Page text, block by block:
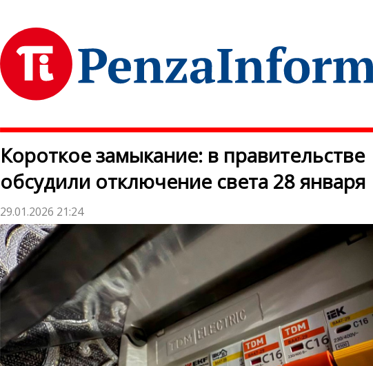
Короткое замыкание: в правительстве
обсудили отключение света 28 января
29.01.2026 21:24